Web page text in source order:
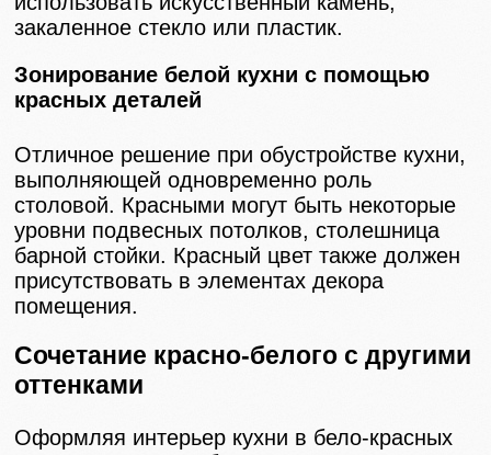
закаленное стекло или пластик.
Зонирование белой кухни с помощью
красных деталей
Отличное решение при обустройстве кухни,
выполняющей одновременно роль
столовой. Красными могут быть некоторые
уровни подвесных потолков, столешница
барной стойки. Красный цвет также должен
присутствовать в элементах декора
помещения.
Сочетание красно-белого с другими
оттенками
Оформляя интерьер кухни в бело-красных